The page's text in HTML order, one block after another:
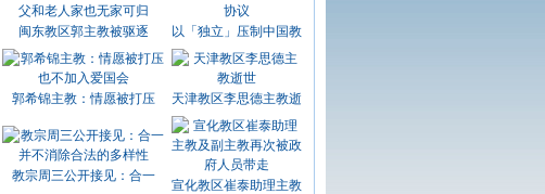
闽东教区郭主教被驱逐 以「独立」压制中国教
郭希锦主教：情愿被打压 天津教区李思德主教逝
教宗周三公开接见：合一
宣化教区崔泰助理主教